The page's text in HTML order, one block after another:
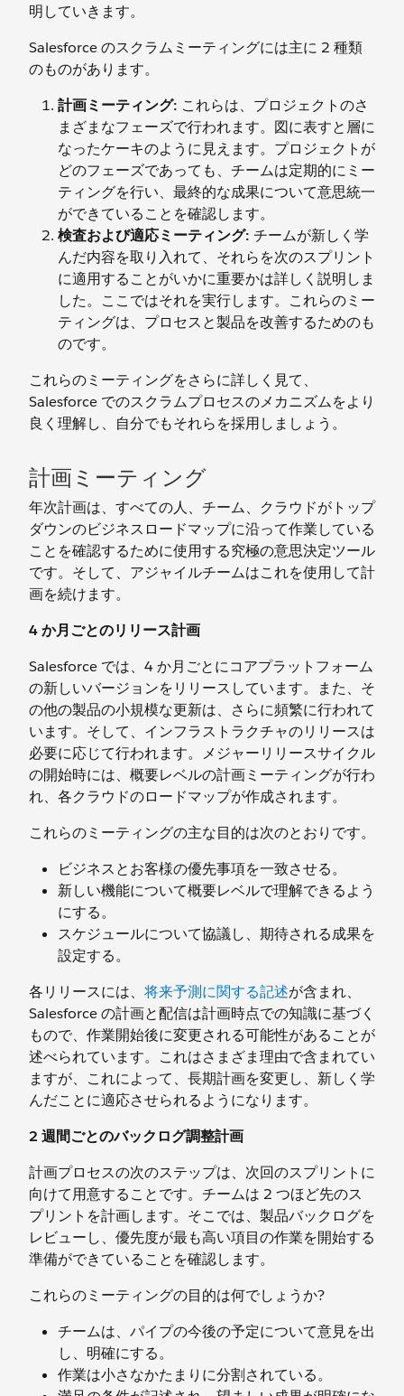
明していきます。
Salesforce のスクラムミーティングには主に 2 種類
のものがあります。
計画ミーティング: これらは、プロジェクトのさ
まざまなフェーズで行われます。図に表すと層に
なったケーキのように見えます。プロジェクトが
どのフェーズであっても、チームは定期的にミー
ティングを行い、最終的な成果について意思統一
ができていることを確認します。
検査および適応ミーティング: チームが新しく学
んだ内容を取り入れて、それらを次のスプリント
に適用することがいかに重要かは詳しく説明しま
した。ここではそれを実行します。これらのミー
ティングは、プロセスと製品を改善するためのも
のです。
これらのミーティングをさらに詳しく見て、
Salesforce でのスクラムプロセスのメカニズムをより
良く理解し、自分でもそれらを採用しましょう。
計画ミーティング
年次計画は、すべての人、チーム、クラウドがトップ
ダウンのビジネスロードマップに沿って作業している
ことを確認するために使用する究極の意思決定ツール
です。そして、アジャイルチームはこれを使用して計
画を続けます。
4 か月ごとのリリース計画
Salesforce では、4 か月ごとにコアプラットフォーム
の新しいバージョンをリリースしています。また、そ
の他の製品の小規模な更新は、さらに頻繁に行われて
います。そして、インフラストラクチャのリリースは
必要に応じて行われます。メジャーリリースサイクル
の開始時には、概要レベルの計画ミーティングが行わ
れ、各クラウドのロードマップが作成されます。
これらのミーティングの主な目的は次のとおりです。
ビジネスとお客様の優先事項を一致させる。
新しい機能について概要レベルで理解できるよう
にする。
スケジュールについて協議し、期待される成果を
設定する。
各リリースには、 将来予測に関する記述が含まれ、
Salesforce の計画と配信は計画時点での知識に基づく
もので、作業開始後に変更される可能性があることが
述べられています。これはさまざま理由で含まれてい
ますが、これによって、長期計画を変更し、新しく学
んだことに適応させられるようになります。
2 週間ごとのバックログ調整計画
計画プロセスの次のステップは、次回のスプリントに
向けて用意することです。チームは 2 つほど先のス
プリントを計画します。そこでは、製品バックログを
レビューし、優先度が最も高い項目の作業を開始する
準備ができていることを確認します。
これらのミーティングの目的は何でしょうか?
チームは、パイプの今後の予定について意見を出
し、明確にする。
作業は小さなかたまりに分割されている。